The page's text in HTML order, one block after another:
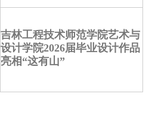
吉林工程技术师范学院艺术与
设计学院2026届毕业设计作品
亮相“这有山”